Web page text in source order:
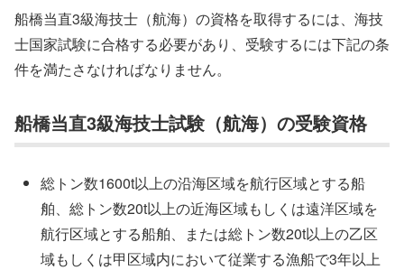
船橋当直3級海技士（航海）の資格を取得するには、海技
士国家試験に合格する必要があり、受験するには下記の条
件を満たさなければなりません。
船橋当直3級海技士試験（航海）の受験資格
総トン数1600t以上の沿海区域を航行区域とする船
舶、総トン数20t以上の近海区域もしくは遠洋区域を
航行区域とする船舶、または総トン数20t以上の乙区
域もしくは甲区域内において従業する漁船で3年以上